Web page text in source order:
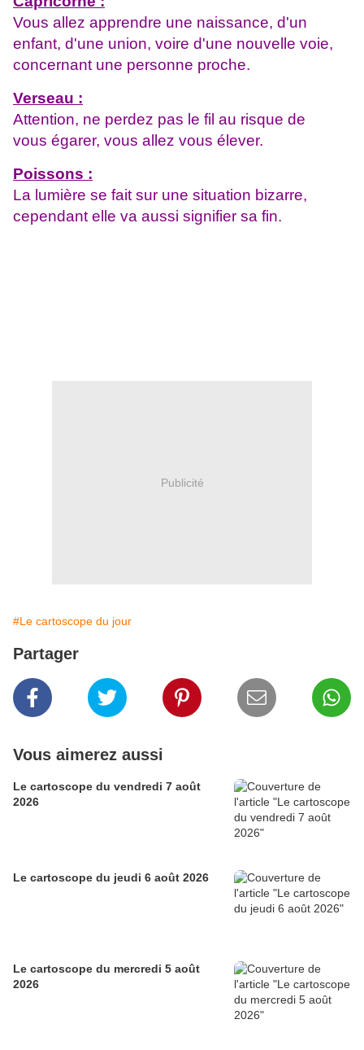
Vous allez apprendre une naissance, d'un
enfant, d'une union, voire d'une nouvelle voie,
concernant une personne proche.
Verseau :
Attention, ne perdez pas le fil au risque de
vous égarer, vous allez vous élever.
Poissons :
La lumière se fait sur une situation bizarre,
cependant elle va aussi signifier sa fin.
Publicité
#Le cartoscope du jour
Partager
Vous aimerez aussi
Le cartoscope du vendredi 7 août
2026
Le cartoscope du jeudi 6 août 2026
Le cartoscope du mercredi 5 août
2026